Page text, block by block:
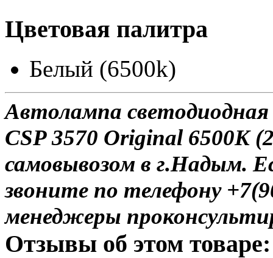
Цветовая палитра
Белый (6500k)
Автолампа
CSP 3570 Original 6500K
самовывозом в г.Надым.
звоните по телефону
менеджеры
Отзывы об этом товаре: